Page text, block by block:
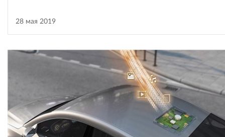
28 мая 2019